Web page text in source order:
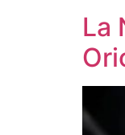
La